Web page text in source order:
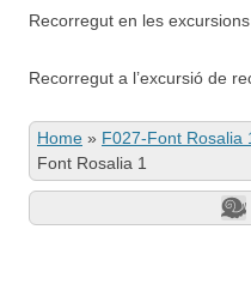
Recorregut en les
Recorregut a l’excursió de
Home » F027-Font Rosalia
Font Rosalia 1